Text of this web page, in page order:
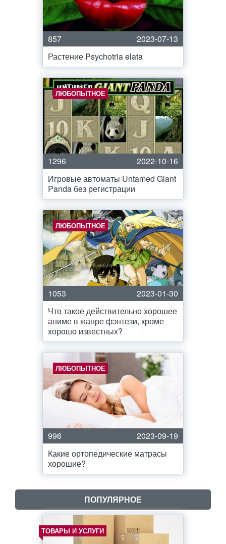
857
2023-07-13
Растение Psychotria elata
ЛЮБОПЫТНОЕ
1296
2022-10-16
Игровые автоматы Untamed Giant
Panda без регистрации
ЛЮБОПЫТНОЕ
1053
2023-01-30
Что такое действительно хорошее
аниме в жанре фэнтези, кроме
хорошо известных?
ЛЮБОПЫТНОЕ
996
2023-09-19
Какие ортопедические матрасы
хорошие?
ПОПУЛЯРНОЕ
ТОВАРЫ И УСЛУГИ